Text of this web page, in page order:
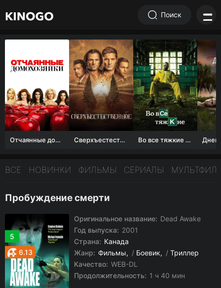
Поиск
Отчаянные домохозяйки (1 сезон) Сверхъестественное Во все тяжкие 1-5 сезон
ВСЕ НОВИНКИ ФИЛЬМЫ СЕРИАЛЫ
Пробуждение смерти
5
6.13
Оригинальное название: Dead Awake
Год выпуска: 2001
Страна: Канада
Жанр: Фильмы / Боевик / Триллер
Качество: WEB-DL
Продолжительность: 1 ч 40 мин